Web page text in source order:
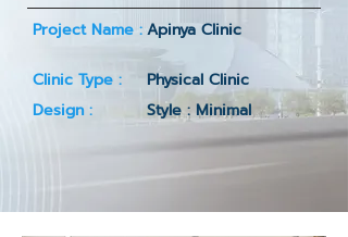
Project Name :Apinya Clinic
Clinic Type :
Physical Clinic
Design :
Style : Minimal